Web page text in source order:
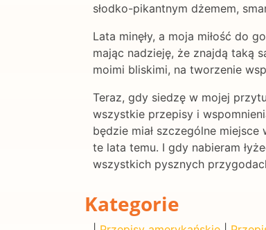
słodko-pikantnym dżemem,
Lata minęły, a moja miłość do
mając nadzieję, że znajdą taką
moimi bliskimi, na tworzenie
Teraz, gdy siedzę w mojej
wszystkie przepisy i
będzie miał szczególne
te lata temu. I gdy nabieram
wszystkich pysznych
Kategorie